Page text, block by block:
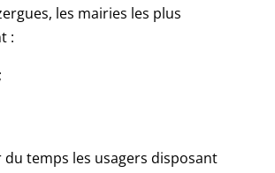
les mairies les plus
:
du temps les usagers disposant